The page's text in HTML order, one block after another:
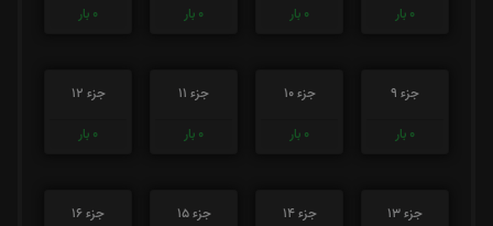
0 بار
0 بار
0 بار
0 بار
جزء 9
0 بار
جزء 10
0 بار
جزء 11
0 بار
جزء 12
0 بار
جزء 13
جزء 14
جزء 15
جزء 16